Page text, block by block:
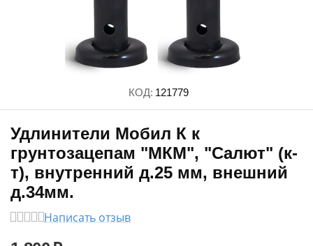
КОД: 121779
Удлинители Мобил К к
грунтозацепам "МКМ", "Салют" (к-
т), внутренний д.25 мм, внешний
д.34мм.
Написать отзыв